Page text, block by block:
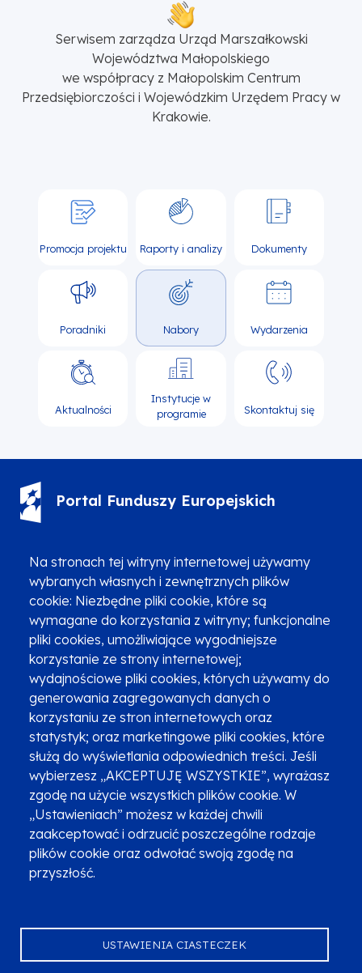
Na stronach tej witryny internetowej używamy
wybranych własnych i zewnętrznych plików
cookie: Niezbędne pliki cookie, które są
wymagane do korzystania z witryny; funkcjonalne
pliki cookies, umożliwiające wygodniejsze
korzystanie ze strony internetowej;
wydajnościowe pliki cookies, których używamy do
generowania zagregowanych danych o
korzystaniu ze stron internetowych oraz
statystyk; oraz marketingowe pliki cookies, które
służą do wyświetlania odpowiednich treści. Jeśli
wybierzesz „AKCEPTUJĘ WSZYSTKIE”, wyrażasz
zgodę na użycie wszystkich plików cookie. W
„Ustawieniach” możesz w każdej chwili
zaakceptować i odrzucić poszczególne rodzaje
plików cookie oraz odwołać swoją zgodę na
przyszłość.
USTAWIENIA CIASTECZEK
Serwisem zarządza Urząd Marszałkowski
Województwa Małopolskiego
we współpracy z Małopolskim Centrum
Przedsiębiorczości i Wojewódzkim Urzędem Pracy w
Krakowie.
Promocja projektu Raporty i analizy Dokumenty
Poradniki Nabory Wydarzenia
Aktualności
Instytucje w
programie
Skontaktuj się
Portal Funduszy Europejskich
Zgłoszenia podejrzenia niezgodności z KPP i KPON
Newsletter
Fundusze SMS-em
Najczęściej zadawane pytania
Promocja projektu
Zobacz inne programy
Poznaj Fundusze 2014-2020
Deklaracja dostępności
Polityka prywatności
Przetwarzanie danych osobowych
Zgłoś błąd Mapa strony